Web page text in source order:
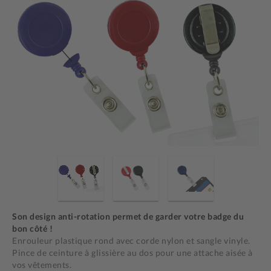
Son design anti-rotation permet de garder votre badge du
bon côté !
Enrouleur plastique rond avec corde nylon et sangle vinyle.
Pince de ceinture à glissière au dos pour une attache aisée à
vos vêtements.